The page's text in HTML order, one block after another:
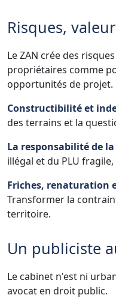
Risques,
Le ZAN crée des
propriétaires comme
opportunités de projet.
Constructibilité et
des terrains et la
La responsabilité de
illégal et du PLU
Friches, renaturation
Transformer la
territoire.
Un publiciste
Le cabinet n'est ni
avocat en droit public.